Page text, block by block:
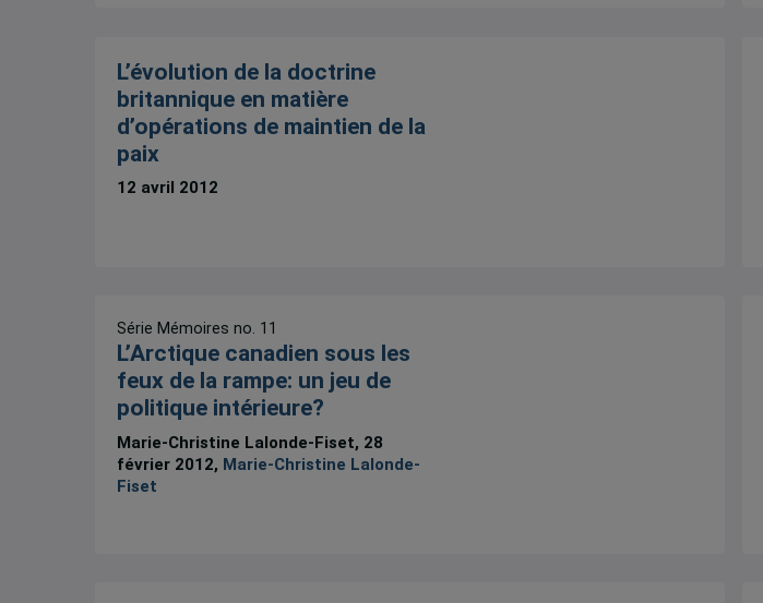
L’évolution de la doctrine
britannique en matière
d’opérations de maintien de la
paix
12 avril 2012
Série Mémoires no. 11
L’Arctique canadien sous les
feux de la rampe: un jeu de
politique intérieure?
Marie-Christine Lalonde-Fiset, 28
février 2012, Marie-Christine Lalonde-
Fiset